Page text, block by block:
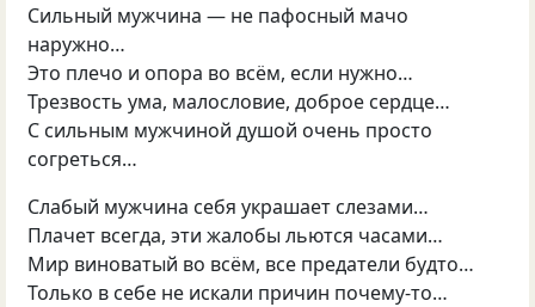
Сильный мужчина — не пафосный мачо
наружно…
Это плечо и опора во всём, если нужно…
Трезвость ума, малословие, доброе сердце…
С сильным мужчиной душой очень просто
согреться…
Слабый мужчина себя украшает слезами…
Плачет всегда, эти жалобы льются часами…
Мир виноватый во всём, все предатели будто…
Только в себе не искали причин почему-то…